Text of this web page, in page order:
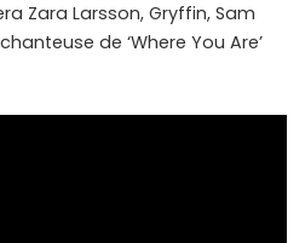
Zara Larsson, Gryffin, Sam
de ‘Where You Are’